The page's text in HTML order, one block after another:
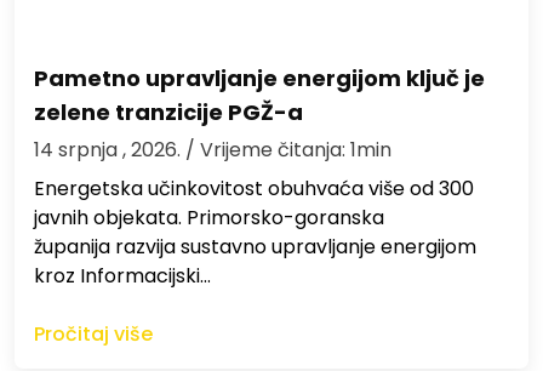
Pametno upravljanje energijom ključ je
zelene tranzicije PGŽ-a
14 srpnja , 2026. / Vrijeme čitanja: 1min
Energetska učinkovitost obuhvaća više od 300
javnih objekata. Primorsko-goranska
županija razvija sustavno upravljanje energijom
kroz Informacijski…
Pročitaj više